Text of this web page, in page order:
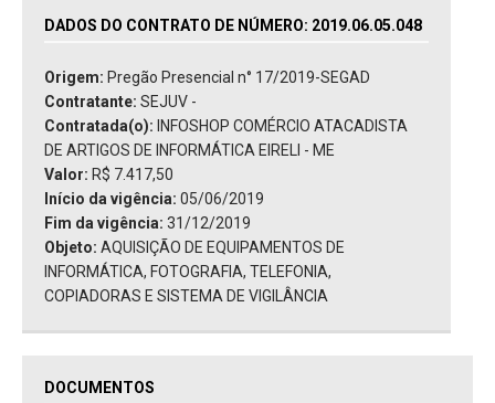
DADOS DO CONTRATO DE NÚMERO: 2019.06.05.048
Origem: Pregão Presencial n° 17/2019-SEGAD
Contratante: SEJUV -
Contratada(o): INFOSHOP COMÉRCIO ATACADISTA
DE ARTIGOS DE INFORMÁTICA EIRELI - ME
Valor: R$ 7.417,50
Início da vigência: 05/06/2019
Fim da vigência: 31/12/2019
Objeto: AQUISIÇÃO DE EQUIPAMENTOS DE
INFORMÁTICA, FOTOGRAFIA, TELEFONIA,
COPIADORAS E SISTEMA DE VIGILÂNCIA
DOCUMENTOS